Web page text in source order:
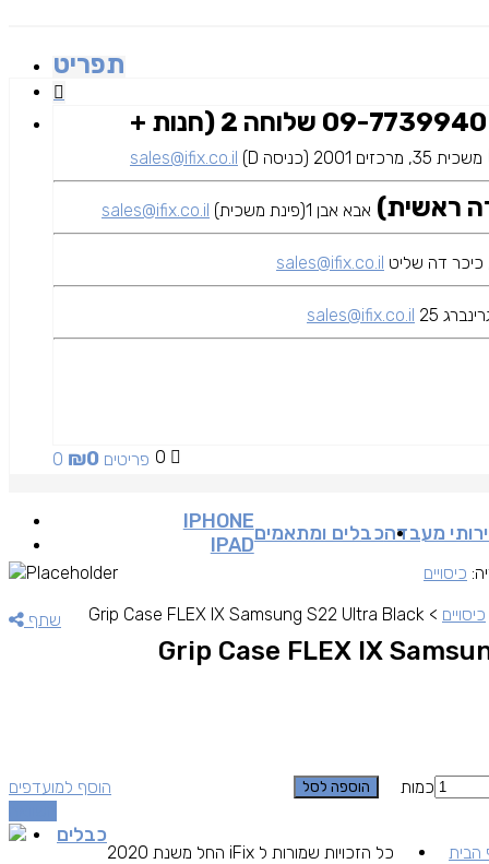
תפריט
09-7739940 שלוחה 2 (חנות +
משכית 35, מרכזים 2001 (כניסה D) sales@ifix.co.il
אבא אבן 1(פינת משכית) sales@ifix.co.il
sales@ifix.co.il
25
sales@ifix.co.il
0 0 פריטים ₪0
מעבדהכבלים ומתאמים
שתף כיסויים >
Grip Case FLEX IX Samsung S22 Ultra Black
Grip Case FLEX IX
כמות
הוספה לסל
הוסף למועדפים
כיסויים
הבית
כל הזכויות שמורות ל iFix החל משנת 2020
IPHONE
IPAD
כבלים